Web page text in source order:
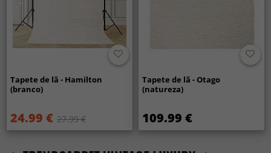
Tapete de lã - Hamilton
(branco)
24.99 € 27.99 €
Tapete de lã - Otago
(natureza)
109.99 €